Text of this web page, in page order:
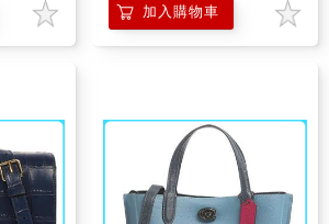
加入購物車